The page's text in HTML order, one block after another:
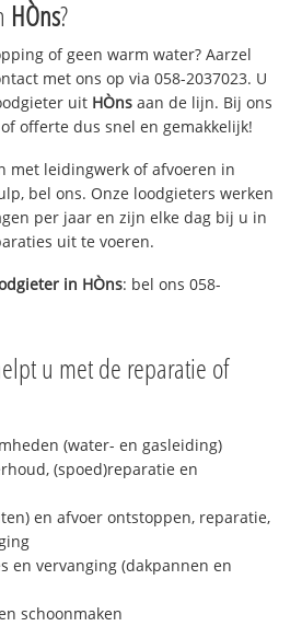
HÒns?
of geen warm water? Aarzel
met ons op via 058-2037023. U
uit HÒns aan de lijn. Bij ons
offerte dus snel en gemakkelijk!
met leidingwerk of afvoeren in
bel ons. Onze loodgieters werken
per jaar en zijn elke dag bij u in
uit te voeren.
in HÒns: bel ons 058-
u met de reparatie of
(water- en gasleiding)
(spoed)reparatie en
en afvoer ontstoppen, reparatie,
en vervanging (dakpannen en
schoonmaken